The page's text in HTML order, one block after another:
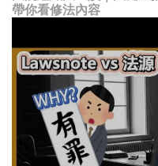
帶你看修法內容